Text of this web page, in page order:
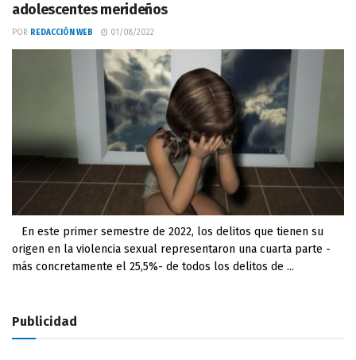
adolescentes merideños
POR REDACCIÓN WEB 01/08/2022
En este primer semestre de 2022, los delitos que tienen su
origen en la violencia sexual representaron una cuarta parte -
más concretamente el 25,5%- de todos los delitos de ...
Publicidad